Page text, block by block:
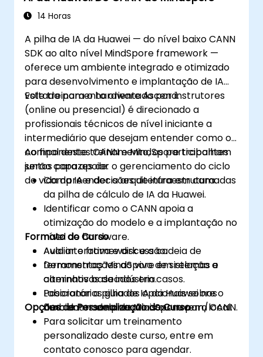
14 Horas
A pilha de IA da Huawei — do nível baixo CANN
SDK ao alto nível MindSpore framework —
oferece um ambiente integrado e otimizado
para desenvolvimento e implantação de IA
voltado para o hardware Ascend.
Este treinamento orientado por instrutores
(online ou presencial) é direcionado a
profissionais técnicos de nível iniciante a
intermediário que desejam entender como os
componentes CANN e MindSpore trabalham
juntos para apoiar o gerenciamento do ciclo
de vida da IA e decisões de infraestrutura.
Ao final deste treinamento, os participantes
serão capazes de:
Compreender a arquitetura em camadas
da pilha de cálculo de IA da Huawei.
Identificar como o CANN apoia a
otimização do modelo e a implantação no
nível de hardware.
Avaliar o framework e a cadeia de
ferramentas MindSpore em relação a
alternativas da indústria.
Posicionar a pilha de IA da Huawei nos
ambientes empresariais ou nuvem/local.
Formato do Curso
Aula interativa e discussão.
Demonstrações ao vivo de sistemas e
caminhos baseados em casos.
Laboratórios guiados opcionais sobre o
fluxo do modelo de MindSpore para CANN.
Opções de Personalização do Curso
Para solicitar um treinamento
personalizado deste curso, entre em
contato conosco para agendar.